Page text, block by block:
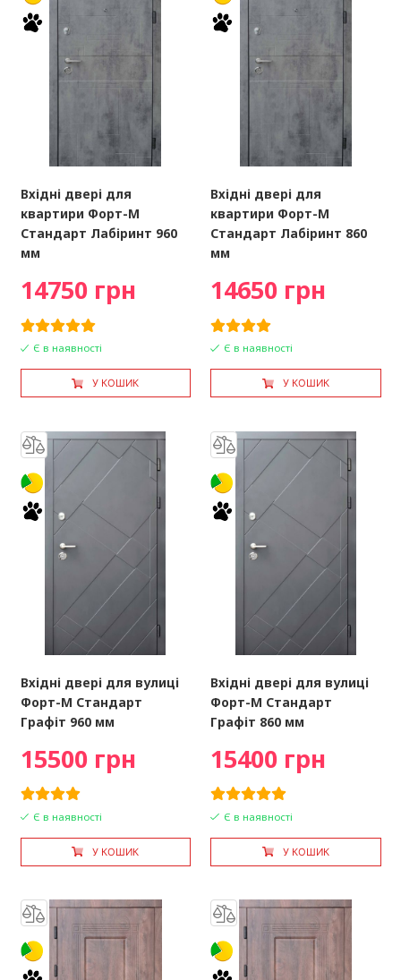
Вхідні двері для
квартири Форт-М
Стандарт Лабіринт 960
мм
14750 грн
Є в наявності
У КОШИК
Вхідні двері для
квартири Форт-М
Стандарт Лабіринт 860
мм
14650 грн
Є в наявності
У КОШИК
Вхідні двері для вулиці
Форт-М Стандарт
Графіт 960 мм
15500 грн
Є в наявності
У КОШИК
Вхідні двері для вулиці
Форт-М Стандарт
Графіт 860 мм
15400 грн
Є в наявності
У КОШИК